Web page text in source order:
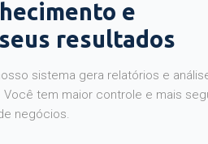
e
resultados
sistema gera relatórios e
tem maior controle e mais
negócios.